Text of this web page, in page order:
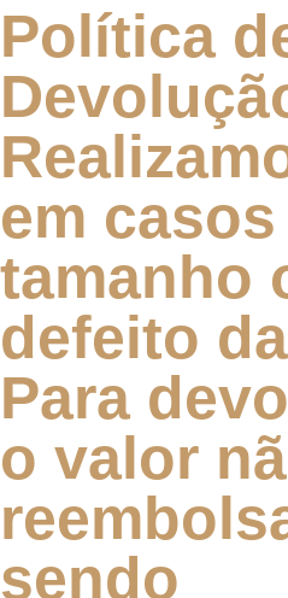
Política
em
tamanho
defeito
Para
o valor
sendo